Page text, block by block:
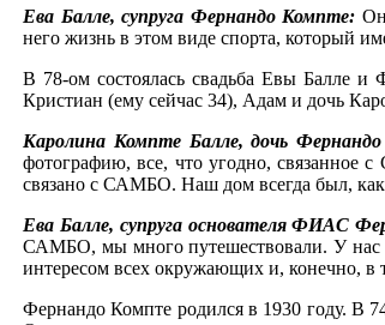
Ева Балле, супруга Фернандо Компте:
него жизнь в этом виде спорта, который
В 78-ом состоялась свадьба Евы Балле
Кристиан (ему сейчас 34), Адам и дочь
Каролина Компте Балле, дочь
фотографию, все, что угодно,
связано с САМБО. Наш дом всегда был,
Ева Балле, супруга основателя ФИАС
САМБО, мы много путешествовали. У нас
интересом всех окружающих и, конечно, в
Фернандо Компте родился в 1930 году. В